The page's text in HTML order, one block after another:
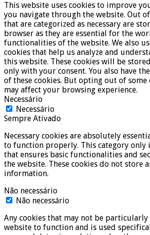
This website uses cookies to improve
you navigate through the website. Out
that are categorized as necessary are
browser as they are essential for the
functionalities of the website. We also
cookies that help us analyze and
this website. These cookies will be
only with your consent. You also have
of these cookies. But opting out of some
may affect your browsing experience.
Necessário
Necessário
Sempre Ativado
Necessary cookies are absolutely
to function properly. This category only
that ensures basic functionalities and
the website. These cookies do not store
information.
Não necessário
Não necessário
Any cookies that may not be particularly
website to function and is used